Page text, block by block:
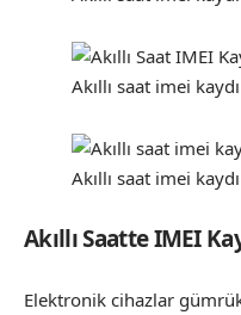
Akıllı saat imei
Akıllı saat imei
Akıllı Saatte IMEI
Elektronik cihazlar